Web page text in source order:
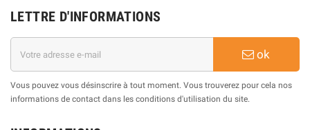
LETTRE D'INFORMATIONS
ok
Vous pouvez vous désinscrire à tout moment. Vous trouverez pour cela nos
informations de contact dans les conditions d'utilisation du site.